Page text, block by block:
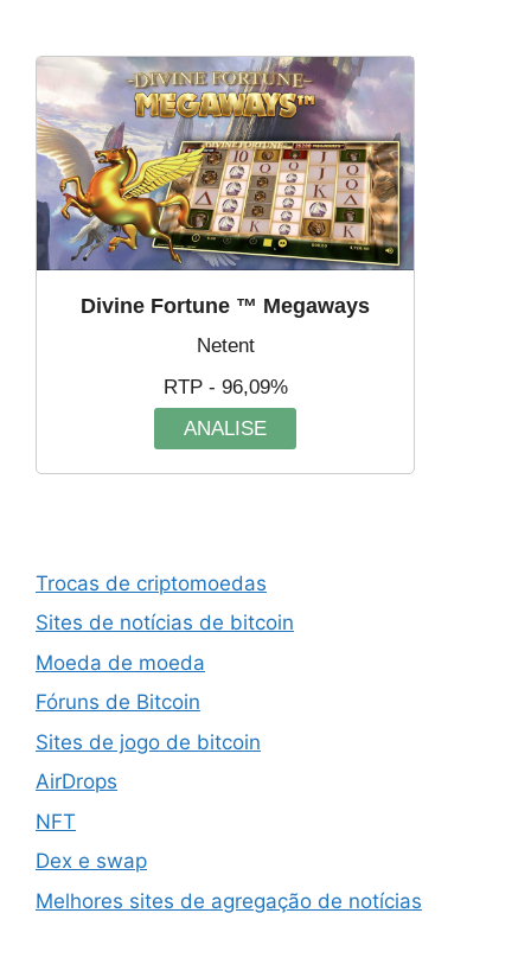
Divine Fortune ™ Megaways
Netent
RTP - 96,09%
ANALISE
Trocas de criptomoedas
Sites de notícias de bitcoin
Moeda de moeda
Fóruns de Bitcoin
Sites de jogo de bitcoin
AirDrops
NFT
Dex e swap
Melhores sites de agregação de notícias